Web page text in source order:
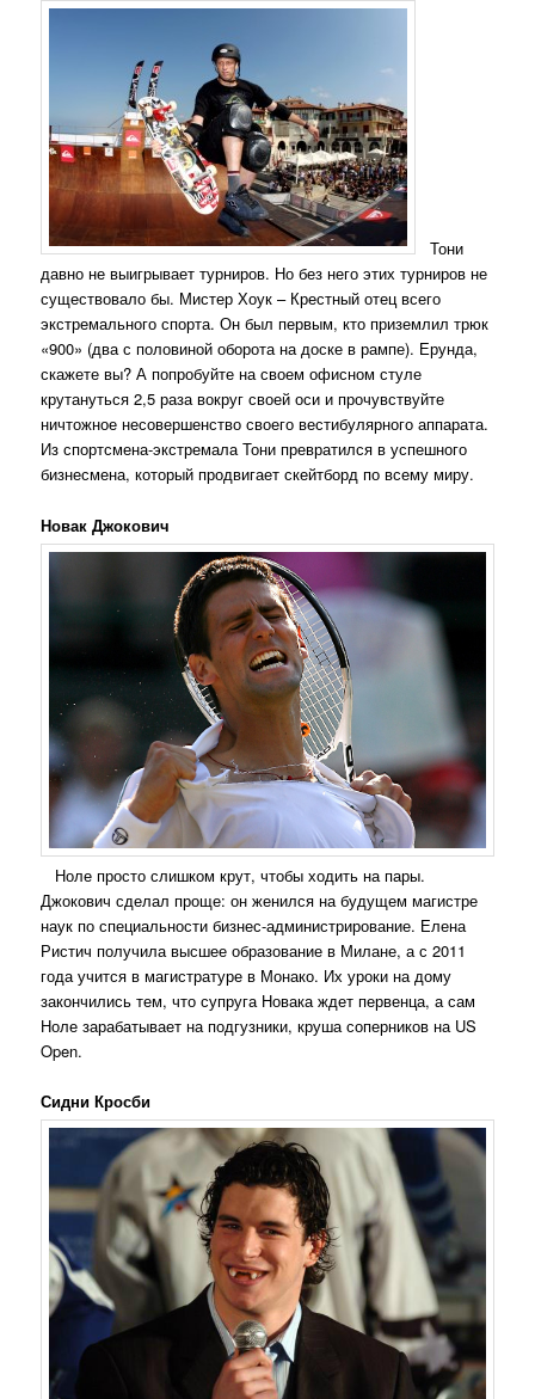
Тони
давно не выигрывает турниров. Но без него этих турниров не
существовало бы. Мистер Хоук – Крестный отец всего
экстремального спорта. Он был первым, кто приземлил трюк
«900» (два с половиной оборота на доске в рампе). Ерунда,
скажете вы? А попробуйте на своем офисном стуле
крутануться 2,5 раза вокруг своей оси и прочувствуйте
ничтожное несовершенство своего вестибулярного аппарата.
Из спортсмена-экстремала Тони превратился в успешного
бизнесмена, который продвигает скейтборд по всему миру.
Новак Джокович
Ноле просто слишком крут, чтобы ходить на пары.
Джокович сделал проще: он женился на будущем магистре
наук по специальности бизнес-администрирование. Елена
Ристич получила высшее образование в Милане, а с 2011
года учится в магистратуре в Монако. Их уроки на дому
закончились тем, что супруга Новака ждет первенца, а сам
Ноле зарабатывает на подгузники, круша соперников на US
Open.
Сидни Кросби